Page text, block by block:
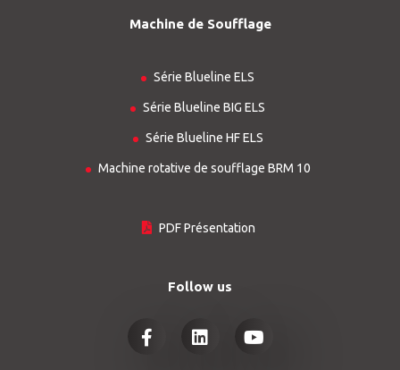
Machine de Soufflage
Série Blueline ELS
Série Blueline BIG ELS
Série Blueline HF ELS
Machine rotative de soufflage BRM 10
PDF Présentation
Follow us